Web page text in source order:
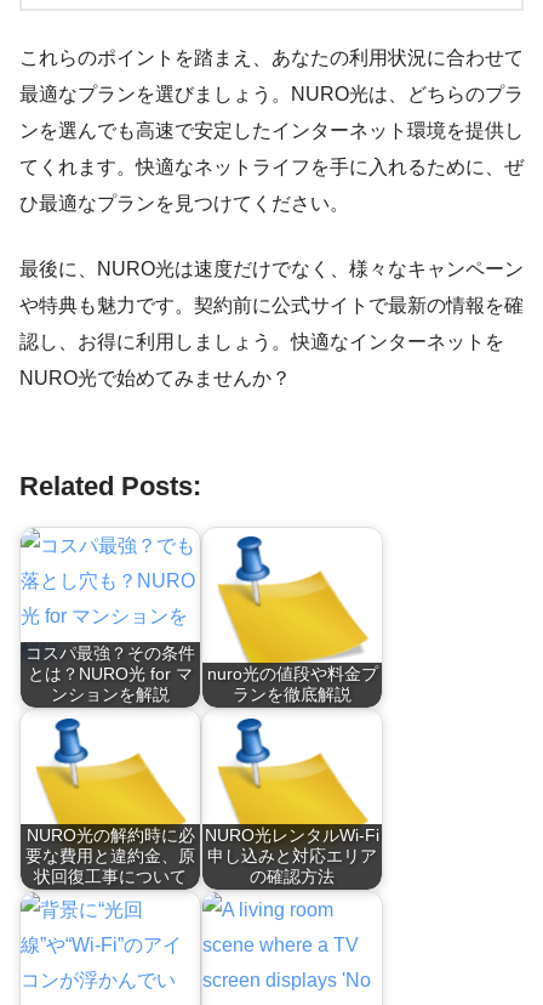
これらのポイントを踏まえ、あなたの利用状況に合わせて
最適なプランを選びましょう。NURO光は、どちらのプラ
ンを選んでも高速で安定したインターネット環境を提供し
てくれます。快適なネットライフを手に入れるために、ぜ
ひ最適なプランを見つけてください。
最後に、NURO光は速度だけでなく、様々なキャンペーン
や特典も魅力です。契約前に公式サイトで最新の情報を確
認し、お得に利用しましょう。快適なインターネットを
NURO光で始めてみませんか？
Related Posts:
コスパ最強？その条件
とは？NURO光 for マ
ンションを解説
nuro光の値段や料金プ
ランを徹底解説
NURO光の解約時に必
要な費用と違約金、原
状回復工事について
NURO光レンタルWi-Fi
申し込みと対応エリア
の確認方法